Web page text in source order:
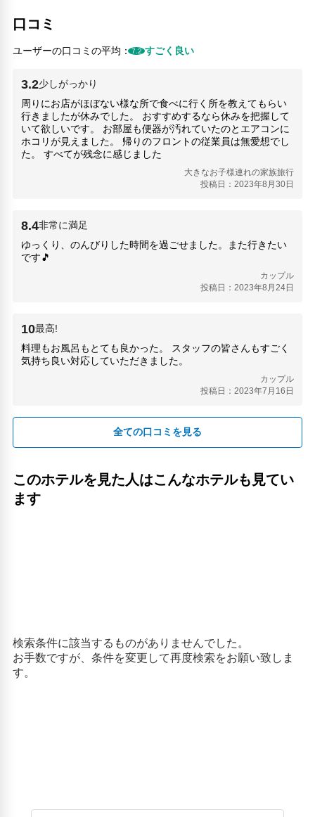
坂本龍馬銅像(13.6km)
はりまや橋(16.42km)
竹林寺(17.16km)
高知城(16.03km)
高知 日曜市(16.34km)
高知県立坂本龍馬記念館(13.18km)
口コミ
ユーザーの口コミの平均：7.2 すごく良い
3.2少しがっかり
周りにお店がほぼない様な所で食べに行く所を教えてもらい
行きましたが休みでした。 おすすめするなら休みを把握して
いて欲しいです。 お部屋も便器が汚れていたのとエアコンに
ホコリが見えました。 帰りのフロントの従業員は無愛想でし
た。 すべてが残念に感じました
大きなお子様連れの家族旅行
投稿日：2023年8月30日
8.4非常に満足
ゆっくり、のんびりした時間を過ごせました。また行きたい
です🎵
カップル
投稿日：2023年8月24日
10最高!
料理もお風呂もとても良かった。 スタッフの皆さんもすごく
気持ち良い対応していただきました。
カップル
投稿日：2023年7月16日
全ての口コミを見る
このホテルを見た人はこんなホテルも見てい
ます